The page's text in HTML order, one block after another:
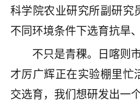
科学院农业研究所副研究
不同环境条件下选育抗旱
不只是青稞。日喀则市
才厉广辉正在实验棚里忙
交选育，我们想研发出一